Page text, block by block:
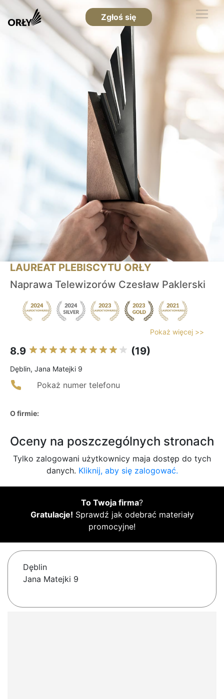
Zgłoś się
LAUREAT PLEBISCYTU ORŁY
Naprawa Telewizorów Czesław Paklerski
Pokaż więcej >>
8.9 (19)
Dęblin, Jana Matejki 9
Pokaż numer telefonu
O firmie:
Oceny na poszczególnych stronach
Tylko zalogowani użytkownicy maja dostęp do tych
danych. Kliknij, aby się zalogować.
To Twoja firma?
Gratulacje! Sprawdź jak odebrać materiały
promocyjne!
Dęblin
Jana Matejki 9